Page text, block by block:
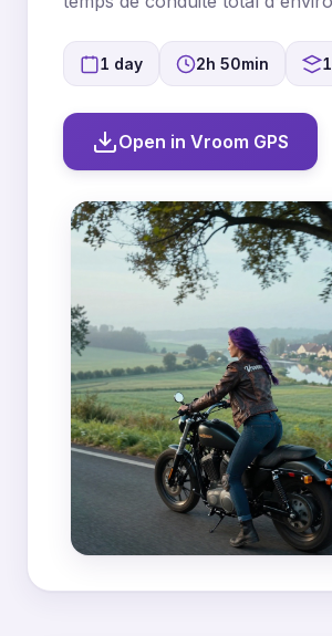
1 day 2h 50min
Open in Vroom GPS
MapLibre|OpenFreeMap © OpenMapTilesData